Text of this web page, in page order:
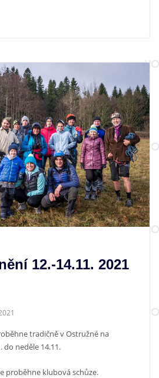
12.-14.11. 2021
tradičně v Ostružné na
do neděle 14.11.
proběhne klubová schůze.